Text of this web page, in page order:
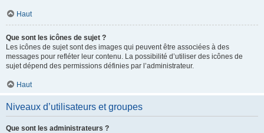
Haut
Que sont les icônes de sujet ?
Les icônes de sujet sont des images qui peuvent être associées à des
messages pour refléter leur contenu. La possibilité d’utiliser des icônes de
sujet dépend des permissions définies par l’administrateur.
Haut
Niveaux d’utilisateurs et groupes
Que sont les administrateurs ?